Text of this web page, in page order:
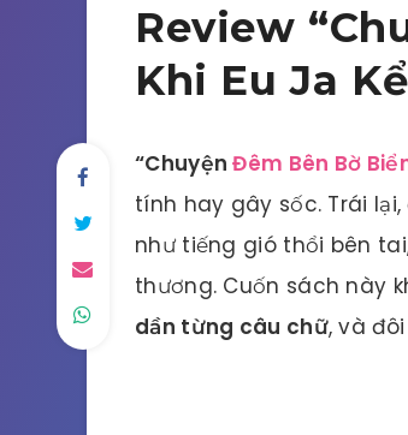
Review
Khi Eu Ja
“ChuyệnĐêm Bên Bờ
tính hay gây sốc. Trái
như tiếng gió thổi bên
thương. Cuốn sách này
dần từng câu chữ, và